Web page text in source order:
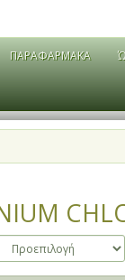
ΠΑΡΑΦΑΡΜΑΚΑ